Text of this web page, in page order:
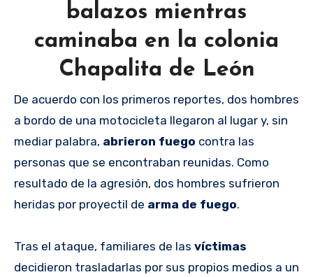
balazos mientras
caminaba en la colonia
Chapalita de León
De acuerdo con los primeros reportes, dos hombres
a bordo de una motocicleta llegaron al lugar y, sin
mediar palabra, abrieron fuego contra las
personas que se encontraban reunidas. Como
resultado de la agresión, dos hombres sufrieron
heridas por proyectil de arma de fuego.
Tras el ataque, familiares de las víctimas
decidieron trasladarlas por sus propios medios a un